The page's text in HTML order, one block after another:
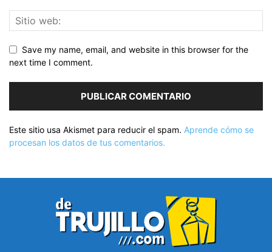
Save my name, email, and website in this browser for the
next time I comment.
Este sitio usa Akismet para reducir el spam. Aprende cómo se
procesan los datos de tus comentarios.